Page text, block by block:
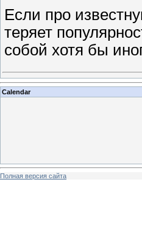
Если про
теряет
собой хотя бы
Calendar
Полная версия сайта